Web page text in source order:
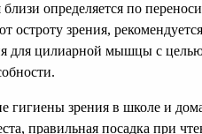
определяется по
остроту зрения,
для цилиарной мышцы с
гигиены зрения в школе и
правильная посадка при